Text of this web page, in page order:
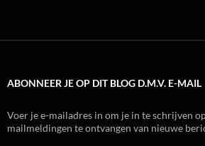
ABONNEER JE OP DIT BLOG D.M.V. E-MAIL
Voer je e-mailadres in om je in te schrijven
mailmeldingen te ontvangen van nieuwe